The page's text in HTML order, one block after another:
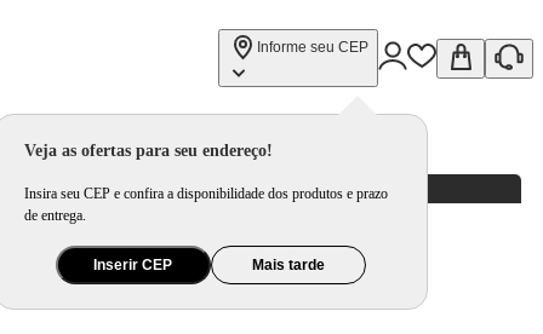
Informe seu CEP
Veja as ofertas para seu endereço!
Insira seu CEP e confira a disponibilidade dos produtos e prazo
de entrega.
Inserir CEP Mais tarde